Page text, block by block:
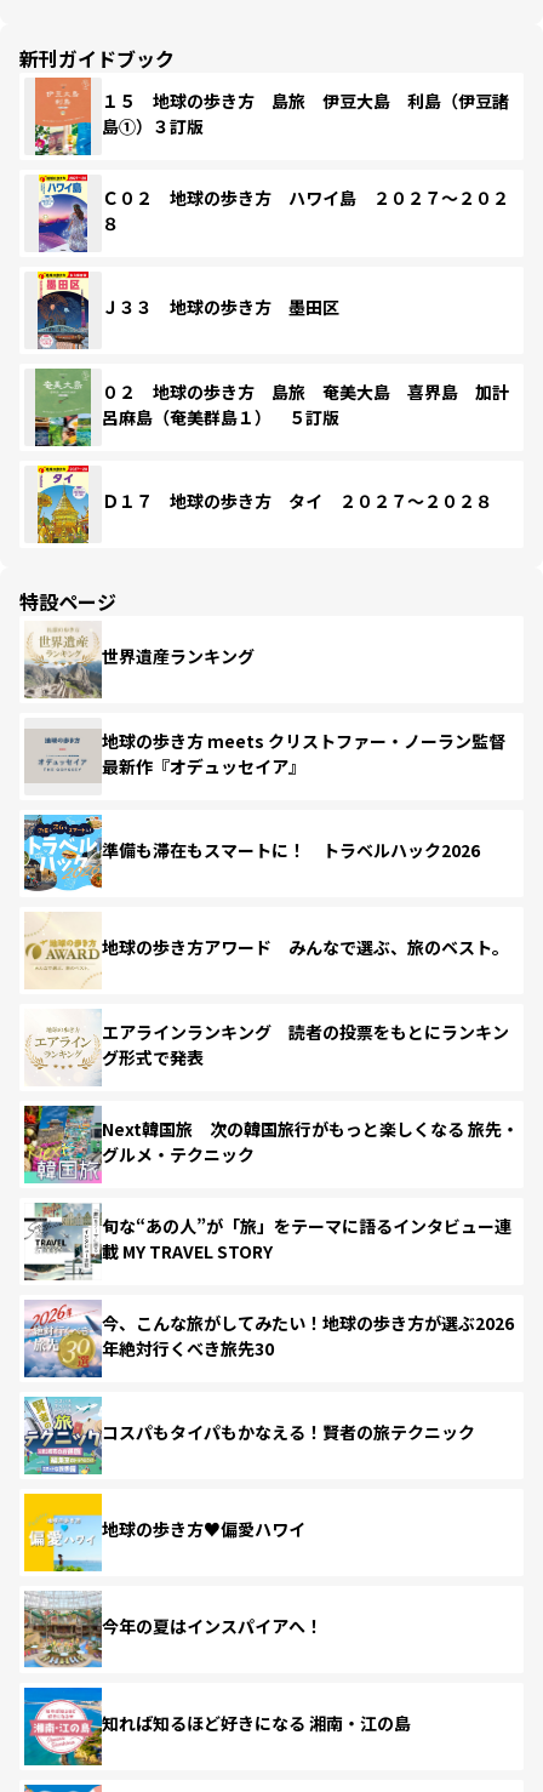
新刊ガイドブック
１５ 地球の歩き方 島旅 伊豆大島 利島（伊豆諸
島①）３訂版
Ｃ０２ 地球の歩き方 ハワイ島 ２０２７～２０２
８
Ｊ３３ 地球の歩き方 墨田区
０２ 地球の歩き方 島旅 奄美大島 喜界島 加計
呂麻島（奄美群島１） ５訂版
Ｄ１７ 地球の歩き方 タイ ２０２７～２０２８
特設ページ
世界遺産ランキング
地球の歩き方 meets クリストファー・ノーラン監督
最新作『オデュッセイア』
準備も滞在もスマートに！ トラベルハック2026
地球の歩き方アワード みんなで選ぶ、旅のベスト。
エアラインランキング 読者の投票をもとにランキン
グ形式で発表
Next韓国旅 次の韓国旅行がもっと楽しくなる 旅先・
グルメ・テクニック
旬な“あの人”が「旅」をテーマに語るインタビュー連
載 MY TRAVEL STORY
今、こんな旅がしてみたい！地球の歩き方が選ぶ2026
年絶対行くべき旅先30
コスパもタイパもかなえる！賢者の旅テクニック
地球の歩き方♥偏愛ハワイ
今年の夏はインスパイアへ！
知れば知るほど好きになる 湘南・江の島